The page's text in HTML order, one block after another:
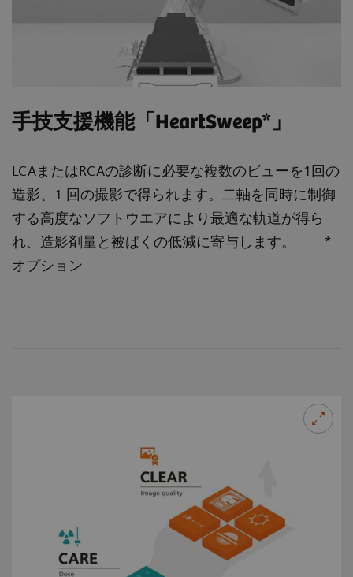
手技支援機能「HeartSweep*」
LCAまたはRCAの診断に必要な複数のビューを1回の
造影、1 回の撮影で得られます。二軸を同時に制御
する高度なソフトウエアにより最適な軌道が得ら
れ、造影剤量と被ばくの低減に寄与します。 *
オプション